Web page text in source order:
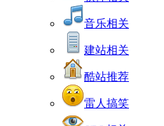
音乐相关
建站相关
酷站推荐
雷人搞笑